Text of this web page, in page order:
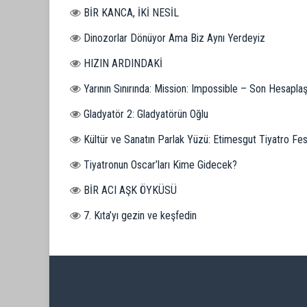
BİR KANCA, İKİ NESİL
Dinozorlar Dönüyor Ama Biz Aynı Yerdeyiz
HIZIN ARDINDAKİ
Yarının Sınırında: Mission: Impossible – Son
Gladyatör 2: Gladyatörün Oğlu
Kültür ve Sanatın Parlak Yüzü: Etimesgut Tiyatro
Tiyatronun Oscar’ları Kime Gidecek?
BİR ACI AŞK ÖYKÜSÜ
7. Kıta’yı gezin ve keşfedin